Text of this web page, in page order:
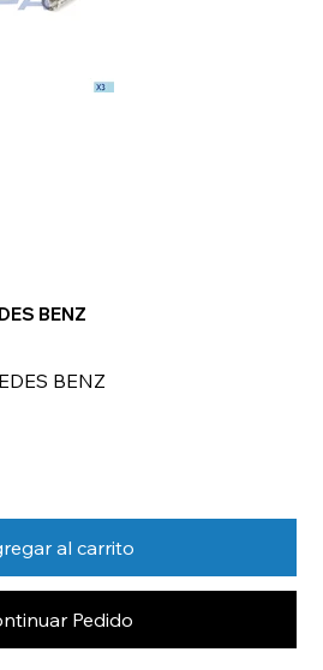
BENZ
BENZ
al carrito
Pedido